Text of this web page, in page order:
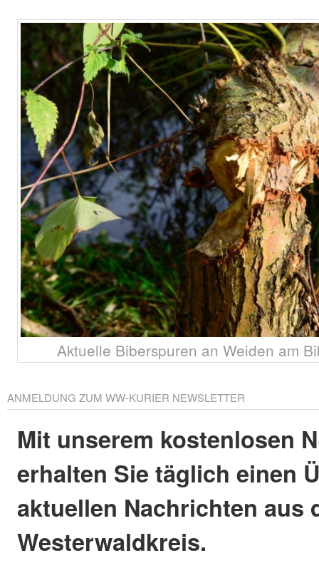
Aktuelle Biberspuren an Weiden am
ANMELDUNG ZUM WW-KURIER NEWSLETTER
Mit unserem kostenlosen
erhalten Sie täglich einen
aktuellen Nachrichten aus
Westerwaldkreis.